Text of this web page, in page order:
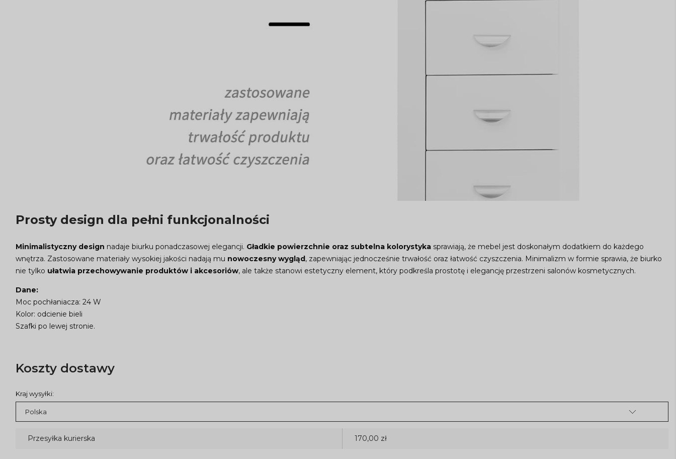
Prosty design dla pełni funkcjonalności
Minimalistyczny design nadaje biurku ponadczasowej elegancji. Gładkie powierzchnie oraz subtelna kolorystyka sprawiają, że mebel jest doskonałym dodatkiem do każdego
wnętrza. Zastosowane materiały wysokiej jakości nadają mu nowoczesny wygląd , zapewniając jednocześnie trwałość oraz łatwość czyszczenia. Minimalizm w formie sprawia, że biurko
nie tylko ułatwia przechowywanie produktów i akcesoriów, ale także stanowi estetyczny element, który podkreśla prostotę i elegancję przestrzeni salonów kosmetycznych.
Dane:
Moc pochłaniacza: 24 W
Kolor: odcienie bieli
Szafki po lewej stronie.
Koszty dostawy
Kraj wysyłki:
Przesyłka kurierska 170,00 zł